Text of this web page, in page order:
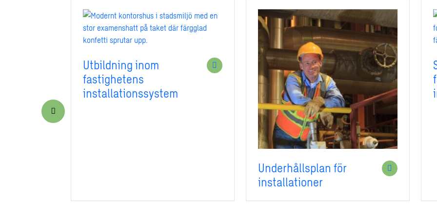
Utbildning inom
fastighetens
installationssystem
Underhållsplan för
installationer